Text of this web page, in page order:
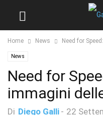
Home News Need for
News
Need for
immagini
Di Diego Galli - 22